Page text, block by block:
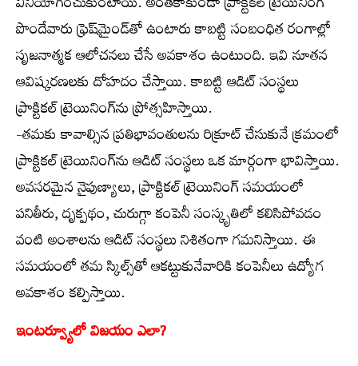
వినియోగించుకుంటాయి. అంతేకాకుండా ప్రాక్టికల్ ట్రెయినింగ్
పొందేవారు ఫ్రెష్‌మైండ్‌తో ఉంటారు కాబట్టి సంబంధిత రంగాల్లో
సృజనాత్మక ఆలోచనలు చేసే అవకాశం ఉంటుంది. ఇవి నూతన
ఆవిష్కరణలకు దోహదం చేస్తాయి. కాబట్టి ఆడిట్ సంస్థలు
ప్రాక్టికల్ ట్రెయినింగ్‌ను ప్రోత్సహిస్తాయి.
-తమకు కావాల్సిన ప్రతిభావంతులను రిక్రూట్ చేసుకునే క్రమంలో
ప్రాక్టికల్ ట్రెయినింగ్‌ను ఆడిట్ సంస్థలు ఒక మార్గంగా భావిస్తాయి.
అవసరమైన నైపుణ్యాలు, ప్రాక్టికల్ ట్రెయినింగ్ సమయంలో
పనితీరు, దృక్పథం, చురుగ్గా కంపెనీ సంస్కృతిలో కలిసిపోవడం
వంటి అంశాలను ఆడిట్ సంస్థలు నిశితంగా గమనిస్తాయి. ఈ
సమయంలో తమ స్కిల్స్‌తో ఆకట్టుకునేవారికి కంపెనీలు ఉద్యోగ
అవకాశం కల్పిస్తాయి.
ఇంటర్వ్యూలో విజయం ఎలా?